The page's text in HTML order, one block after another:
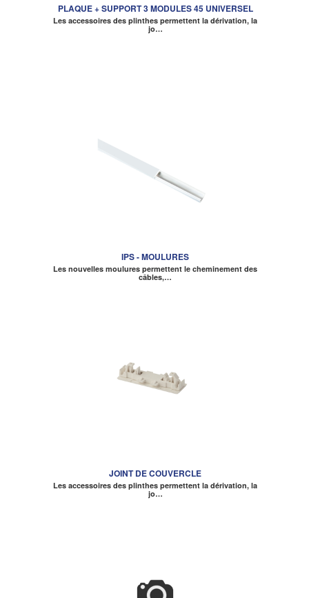
PLAQUE + SUPPORT 3 MODULES 45 UNIVERSEL
Les accessoires des plinthes permettent la dérivation, la
jo…
IPS - MOULURES
Les nouvelles moulures permettent le cheminement des
câbles,…
JOINT DE COUVERCLE
Les accessoires des plinthes permettent la dérivation, la
jo…